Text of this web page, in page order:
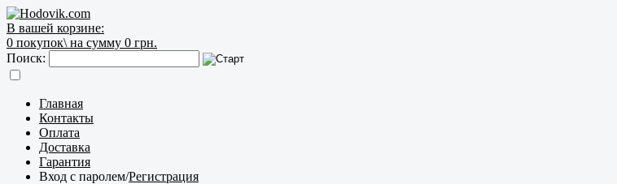
В вашей корзине:
0 покупок\ на сумму 0 грн.
Поиск:
Главная
Контакты
Оплата
Доставка
Гарантия
Вход с паролем/Регистрация